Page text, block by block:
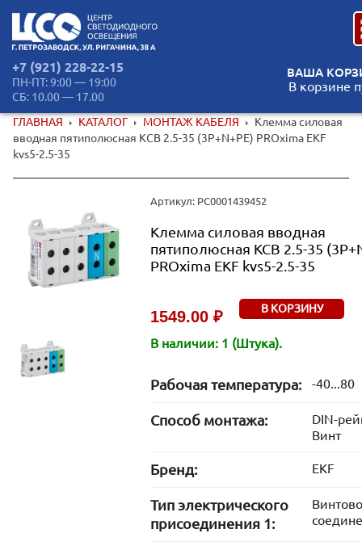
+7 (921) 228-22-15
ПН-ПТ: 9:00 — 19:00
СБ: 10.00 — 17.00
ВАША
В корзине
ГЛАВНАЯ КАТАЛОГ МОНТАЖ КАБЕЛЯ
Клемма силовая
вводная пятиполюсная КСВ 2.5-35 (3P+N+PE) PROxima EKF
kvs5-2.5-35
Артикул: РС0001439452
Клемма силовая вводная
пятиполюсная КСВ 2.5-35
PROxima EKF kvs5-2.5-35
1549.00 ₽ В КОРЗИНУ
В наличии: 1 (Штука).
Рабочая температура: -40...80
Способ монтажа:
DIN-
Винт
Бренд: EKF
Тип электрического
присоединения 1: